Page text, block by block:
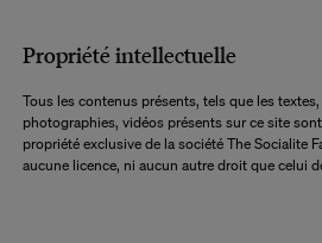
Propriété intellectuelle
Tous les contenus présents, tels que les
photographies, vidéos présents sur ce site
propriété exclusive de la société The Socialite
aucune licence, ni aucun autre droit que celui